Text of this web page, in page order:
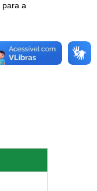
para a